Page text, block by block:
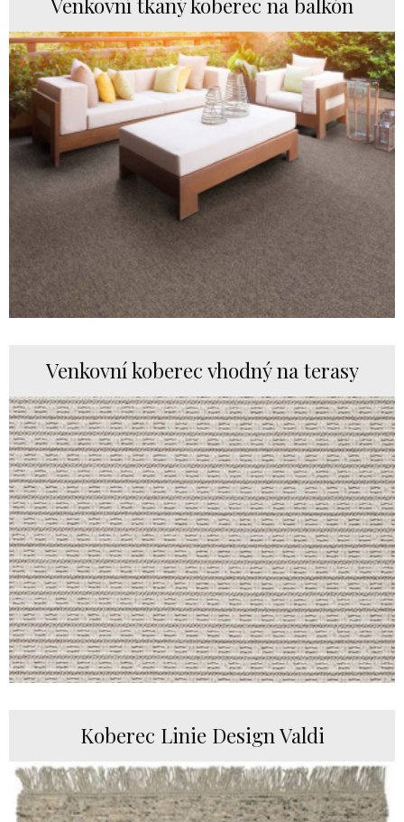
Venkovní koberec vhodný na terasy
Koberec Linie Design Valdi